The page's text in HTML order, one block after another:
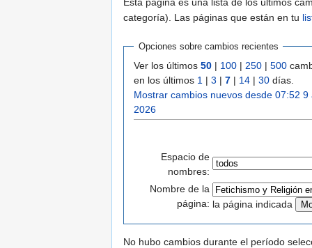
categoría). Las páginas que están en tu
Opciones sobre cambios recientes
Ver los últimos 50 | 100 | 250 | 500
en los últimos 1 | 3 | 7 | 14 | 30 días.
Mostrar cambios nuevos desde 07:52 9
2026
Espacio de
nombres:
Nombre de la
página: la página indicada
No hubo cambios durante el período